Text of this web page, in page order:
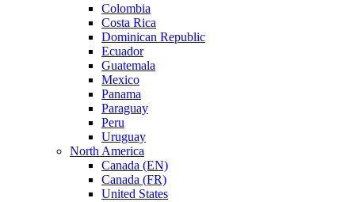
Colombia
Costa Rica
Dominican Republic
Ecuador
Guatemala
Mexico
Panama
Paraguay
Peru
Uruguay
North America
Canada (EN)
Canada (FR)
United States